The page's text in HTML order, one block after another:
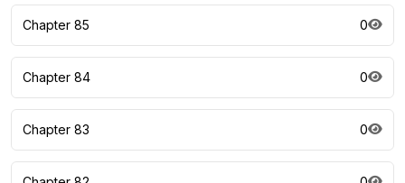
Chapter 85 0
Chapter 84 0
Chapter 83 0